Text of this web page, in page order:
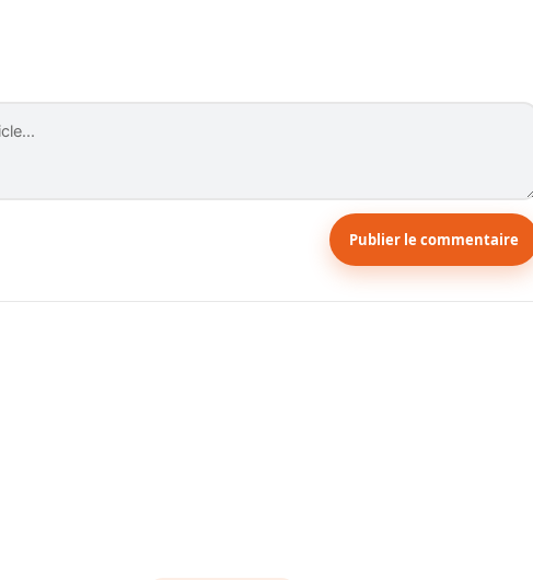
Publier le commentaire